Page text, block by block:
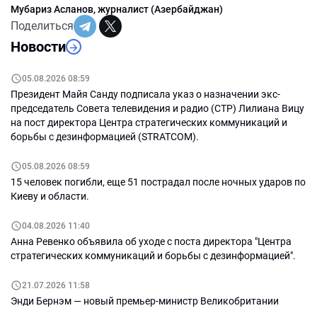
Новости
05.08.2026 08:59
Президент Майя Санду подписала указ о назначении экс-
председатель Совета телевидения и радио (СТР) Лилиана Вицу
на пост директора Центра стратегических коммуникаций и
борьбы с дезинформацией (STRATCOM).
05.08.2026 08:59
15 человек погибли, еще 51 пострадал после ночных ударов по
Киеву и области.
04.08.2026 11:40
Анна Ревенко объявила об уходе с поста директора "Центра
стратегических коммуникаций и борьбы с дезинформацией".
21.07.2026 11:58
Энди Бернэм — новый премьер-министр Великобритании
Мубариз Асланов, журналист (Азербайджан)
Поделиться